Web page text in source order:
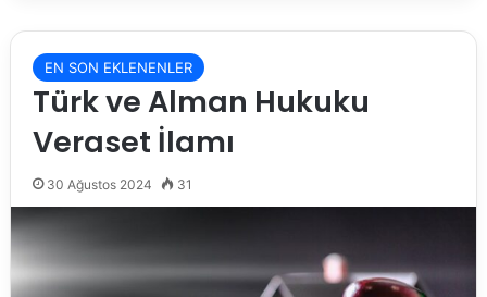
EN SON EKLENENLER
Türk ve Alman Hukuku
Veraset İlamı
30 Ağustos 2024 31